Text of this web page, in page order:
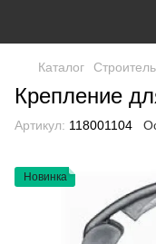
Каталог
Крепление
Артикул: 118001104
Новинка